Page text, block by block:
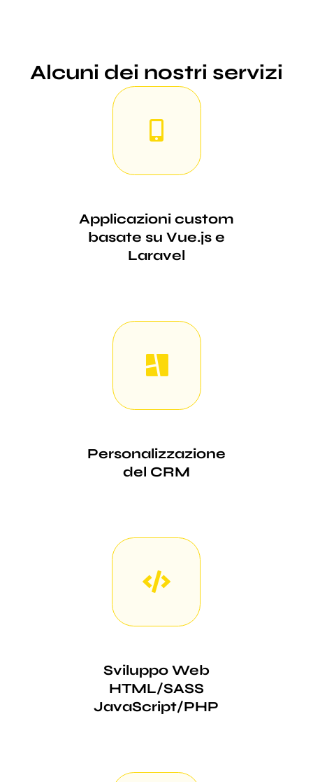
Alcuni dei nostri servizi
Applicazioni custom
basate su Vue.js e
Laravel
Personalizzazione
del CRM
Sviluppo Web
HTML/SASS
JavaScript/PHP